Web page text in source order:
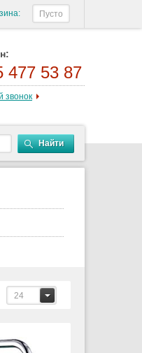
477 53 87
звонок
Найти
24
Пусто